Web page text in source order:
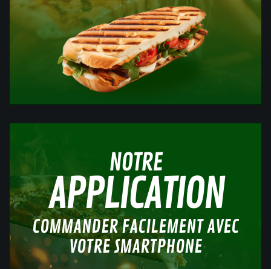
NOTRE
APPLICATION
COMMANDER FACILEMENT AVEC
VOTRE SMARTPHONE